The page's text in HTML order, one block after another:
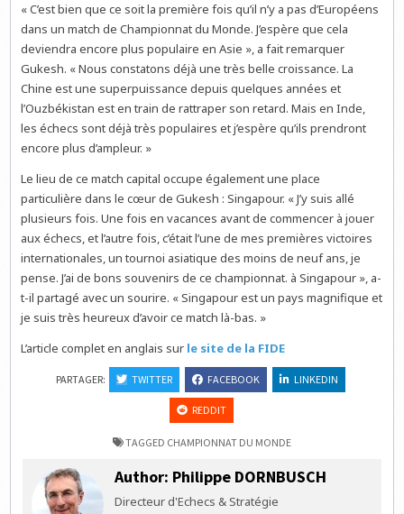
« C’est bien que ce soit la première fois qu’il n’y a pas d’Européens
dans un match de Championnat du Monde. J’espère que cela
deviendra encore plus populaire en Asie », a fait remarquer
Gukesh. « Nous constatons déjà une très belle croissance. La
Chine est une superpuissance depuis quelques années et
l’Ouzbékistan est en train de rattraper son retard. Mais en Inde,
les échecs sont déjà très populaires et j’espère qu’ils prendront
encore plus d’ampleur. »
Le lieu de ce match capital occupe également une place
particulière dans le cœur de Gukesh : Singapour. « J’y suis allé
plusieurs fois. Une fois en vacances avant de commencer à jouer
aux échecs, et l’autre fois, c’était l’une de mes premières victoires
internationales, un tournoi asiatique des moins de neuf ans, je
pense. J’ai de bons souvenirs de ce championnat. à Singapour », a-
t-il partagé avec un sourire. « Singapour est un pays magnifique et
je suis très heureux d’avoir ce match là-bas. »
L’article complet en anglais sur le site de la FIDE
PARTAGER: TWITTER FACEBOOK LINKEDIN
REDDIT
TAGGED CHAMPIONNAT DU MONDE
Author: Philippe DORNBUSCH
Directeur d'Echecs & Stratégie